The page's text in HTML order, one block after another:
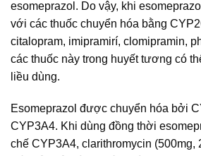
esomeprazol. Do vậy, khi
với các thuốc chuyển hóa bằng
citalopram, imipramirí, clomipramin,
các thuốc này trong huyết tương có
liều dùng.
Esomeprazol được chuyển hóa bởi
CYP3A4. Khi dùng đồng thời
chế CYP3A4, clarithromycin (500mg,